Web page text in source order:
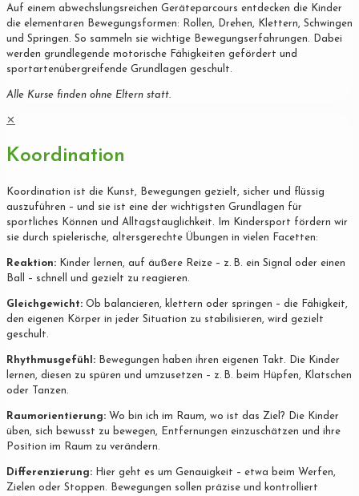
Auf einem abwechslungsreichen Geräteparcours entdecken die Kinder
die elementaren Bewegungsformen: Rollen, Drehen, Klettern, Schwingen
und Springen. So sammeln sie wichtige Bewegungserfahrungen. Dabei
werden grundlegende motorische Fähigkeiten gefördert und
sportartenübergreifende Grundlagen geschult.
Alle Kurse finden ohne Eltern statt.
✕
Koordination
Koordination ist die Kunst, Bewegungen gezielt, sicher und flüssig
auszuführen – und sie ist eine der wichtigsten Grundlagen für
sportliches Können und Alltagstauglichkeit. Im Kindersport fördern wir
sie durch spielerische, altersgerechte Übungen in vielen Facetten:
Reaktion: Kinder lernen, auf äußere Reize – z. B. ein Signal oder einen
Ball – schnell und gezielt zu reagieren.
Gleichgewicht: Ob balancieren, klettern oder springen – die Fähigkeit,
den eigenen Körper in jeder Situation zu stabilisieren, wird gezielt
geschult.
Rhythmusgefühl: Bewegungen haben ihren eigenen Takt. Die Kinder
lernen, diesen zu spüren und umzusetzen – z. B. beim Hüpfen, Klatschen
oder Tanzen.
Raumorientierung: Wo bin ich im Raum, wo ist das Ziel? Die Kinder
üben, sich bewusst zu bewegen, Entfernungen einzuschätzen und ihre
Position im Raum zu verändern.
Differenzierung: Hier geht es um Genauigkeit – etwa beim Werfen,
Zielen oder Stoppen. Bewegungen sollen präzise und kontrolliert